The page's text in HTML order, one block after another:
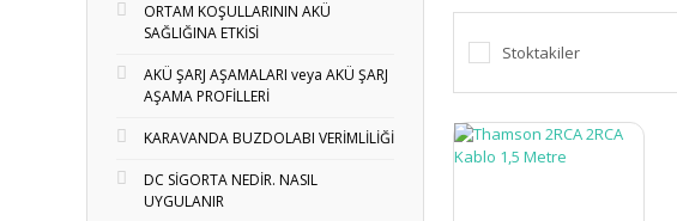
ORTAM KOŞULLARININ AKÜ
SAĞLIĞINA ETKİSİ
AKÜ ŞARJ AŞAMALARI veya AKÜ ŞARJ
AŞAMA PROFİLLERİ
KARAVANDA BUZDOLABI VERİMLİLİĞİ
DC SİGORTA NEDİR. NASIL
UYGULANIR
Stoktakiler